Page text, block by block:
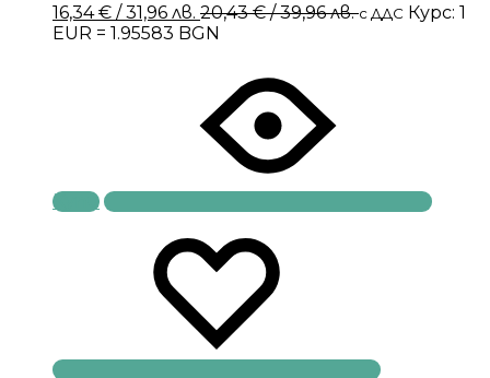
16,34€ / 31,96 лв. 20,43€/ 39,96 лв.с ДДС Курс: 1
EUR = 1.95583 BGN
Купи